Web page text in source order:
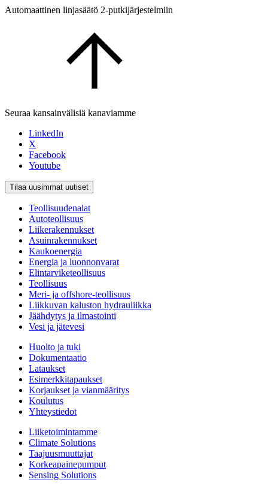
Automaattinen linjasäätö 2-putkijärjestelmiin
Seuraa kansainvälisiä kanaviamme
LinkedIn
X
Facebook
Youtube
Tilaa uusimmat uutiset
Teollisuudenalat
Autoteollisuus
Liikerakennukset
Asuinrakennukset
Kaukoenergia
Energia ja luonnonvarat
Elintarviketeollisuus
Teollisuus
Meri- ja offshore-teollisuus
Liikkuvan kaluston hydrauliikka
Jäähdytys ja ilmastointi
Vesi ja jätevesi
Huolto ja tuki
Dokumentaatio
Lataukset
Esimerkkitapaukset
Korjaukset ja vianmääritys
Koulutus
Yhteystiedot
Liiketoimintamme
Climate Solutions
Taajuusmuuttajat
Korkeapainepumput
Sensing Solutions